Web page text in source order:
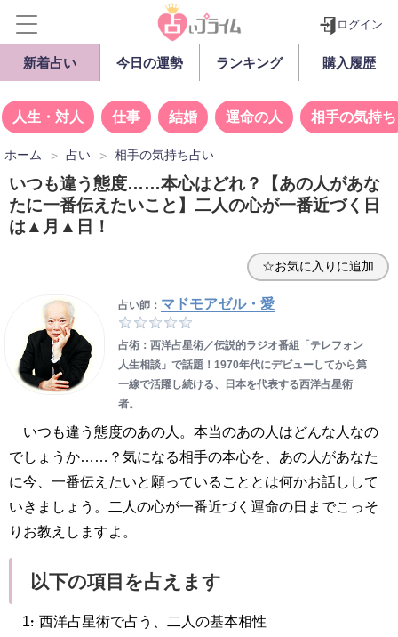
ログイン
新着占い 今日の運勢 ランキング 購入履歴
人生・対人 仕事 結婚 運命の人 相手の気持ち
ホーム 占い 相手の気持ち占い
いつも違う態度……本心はどれ？【あの人があな
たに一番伝えたいこと】二人の心が一番近づく日
は▲月▲日！
☆お気に入りに追加
占い師： マドモアゼル・愛
占術：西洋占星術／伝説的ラジオ番組「テレフォン
人生相談」で話題！1970年代にデビューしてから第
一線で活躍し続ける、日本を代表する西洋占星術
者。
いつも違う態度のあの人。本当のあの人はどんな人なの
でしょうか……？気になる相手の本心を、あの人があなた
に今、一番伝えたいと願っていることとは何かお話しして
いきましょう。二人の心が一番近づく運命の日までこっそ
りお教えしますよ。
以下の項目を占えます
・西洋占星術で占う、二人の基本相性